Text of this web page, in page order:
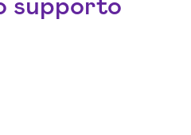
supporto